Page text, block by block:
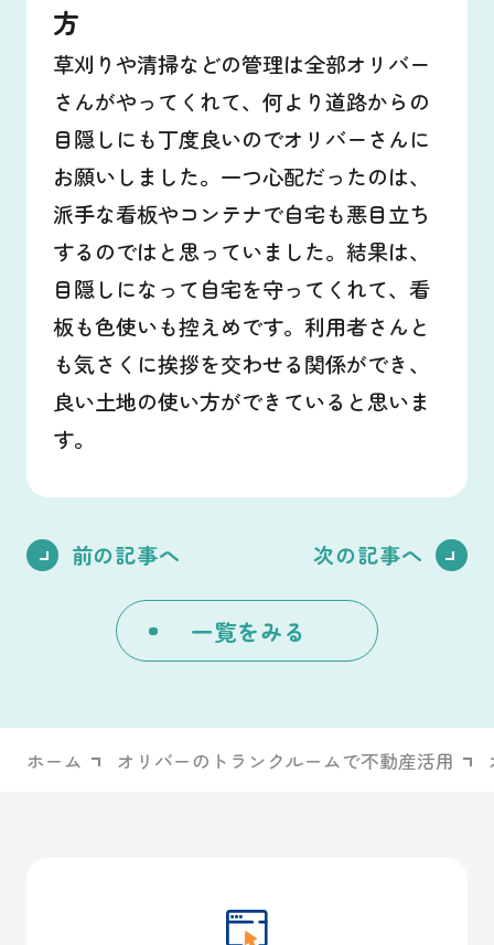
方
草刈りや清掃などの管理は全部オリバー
さんがやってくれて、何より道路からの
目隠しにも丁度良いのでオリバーさんに
お願いしました。一つ心配だったのは、
派手な看板やコンテナで自宅も悪目立ち
するのではと思っていました。結果は、
目隠しになって自宅を守ってくれて、看
板も色使いも控えめです。利用者さんと
も気さくに挨拶を交わせる関係ができ、
良い土地の使い方ができていると思いま
す。
前の記事へ 次の記事へ
一覧をみる
ホーム オリバーのトランクルームで不動産活用